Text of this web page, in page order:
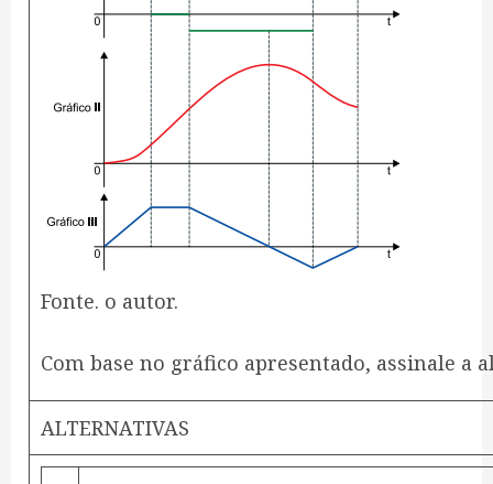
Fonte. o autor.
Com base no gráfico apresentado, assinale a
ALTERNATIVAS